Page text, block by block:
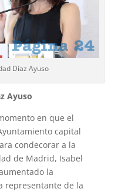
Díaz Ayuso
Ayuso
en que el
capital
condecorar a la
de Madrid, Isabel
la
representante de la